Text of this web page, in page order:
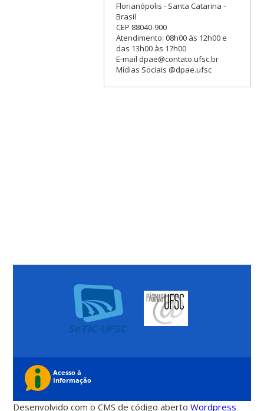
Florianópolis - Santa Catarina -
Brasil
CEP 88040-900
Atendimento: 08h00 às 12h00 e
das 13h00 às 17h00
E-mail dpae@contato.ufsc.br
Mídias Sociais @dpae.ufsc
Desenvolvido com o CMS de código abertoWordpress